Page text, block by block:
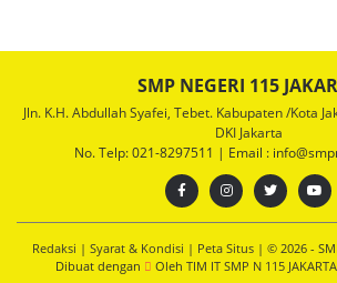
SMP NEGERI 115
Jln. K.H. Abdullah Syafei, Tebet. Kabupaten /Kota
DKI Jakarta
No. Telp: 021-8297511 | Email :
Redaksi | Syarat & Kondisi | Peta Situs | © 2026 -
Dibuat dengan
Oleh TIM IT SMP N 115 JAKARTA